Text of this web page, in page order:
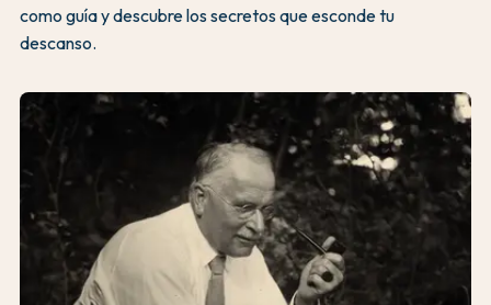
como guía y descubre los secretos que esconde tu
descanso.